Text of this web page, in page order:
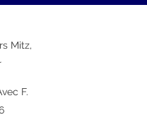
Mitz,
F.